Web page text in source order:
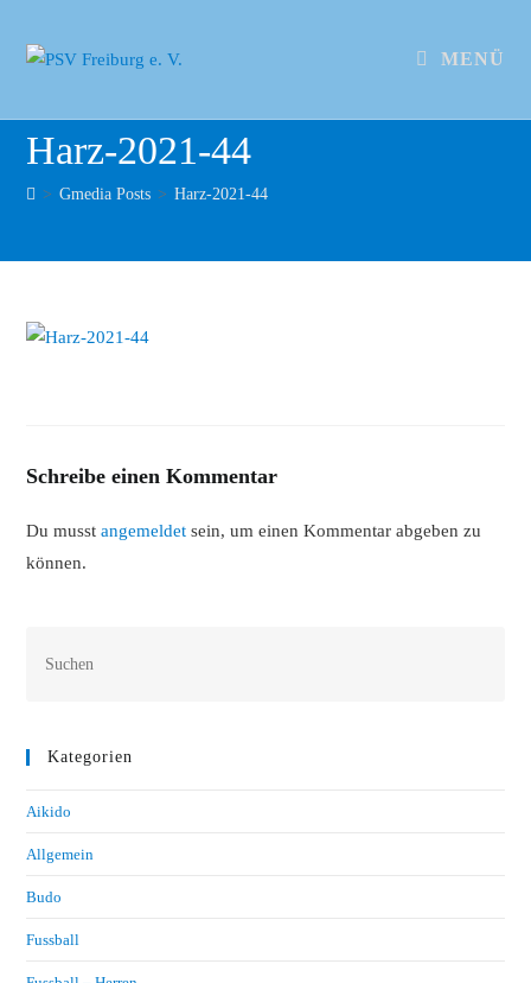
MENÜ
Harz-2021-44
> Gmedia Posts > Harz-2021-44
Schreibe einen Kommentar
Du musstangemeldet sein, um einen Kommentar abgeben zu
können.
Kategorien
Aikido
Allgemein
Budo
Fussball